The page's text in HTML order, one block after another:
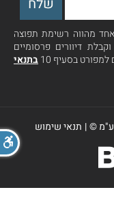
מהווה רשימת תפוצה
דיוורים פרסומיים
בסעיף 10
בתנאי
©
| תנאי שימוש